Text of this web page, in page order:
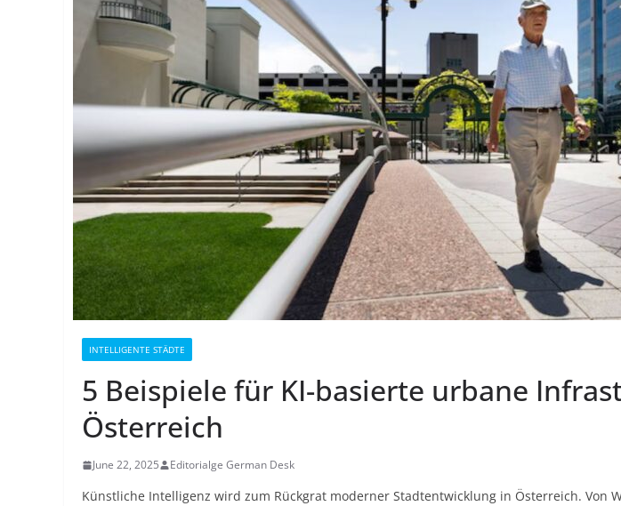
INTELLIGENTE STÄDTE
5 Beispiele für KI-basierte urbane
Österreich
June 22, 2025 Editorialge German Desk
Künstliche Intelligenz wird zum Rückgrat moderner Stadtentwicklung in Österreich. Von